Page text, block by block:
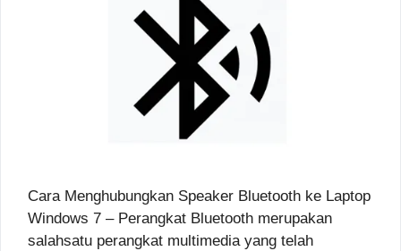
Cara Menghubungkan Speaker Bluetooth ke Laptop
Windows 7 – Perangkat Bluetooth merupakan
salahsatu perangkat multimedia yang telah